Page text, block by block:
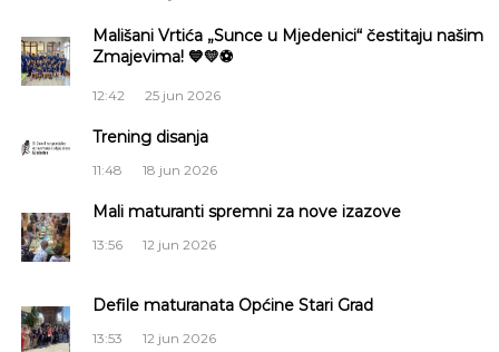
a
c
a
Mališani Vrtića „Sunce u Mjedenici“ čestitaju našim
Zmajevima! 💙💛⚽
12:42 25 jun 2026
Trening disanja
11:48 18 jun 2026
Mali maturanti spremni za nove izazove
13:56 12 jun 2026
Defile maturanata Općine Stari Grad
13:53 12 jun 2026